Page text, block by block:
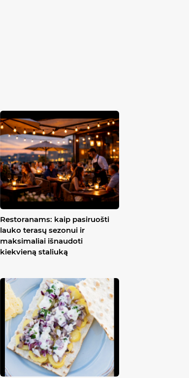
Restoranams: kaip pasiruošti
lauko terasų sezonui ir
maksimaliai išnaudoti
kiekvieną staliuką